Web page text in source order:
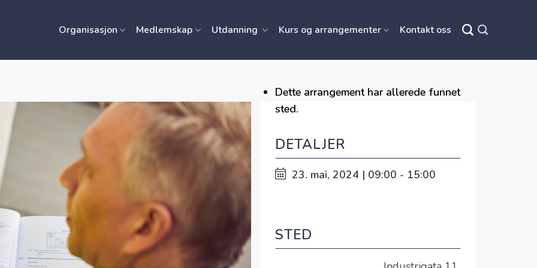
Organisasjon Medlemskap Utdanning Kurs og arrangementer Kontakt oss
Dette arrangement har allerede funnet
sted.
DETALJER
23. mai, 2024 | 09:00 - 15:00
STED